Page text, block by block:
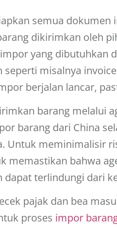
semua dokumen
dikirimkan oleh
yang dibutuhkan
seperti misalnya
berjalan lancar,
barang melalui
barang dari China
Untuk meminimalisir
memastikan bahwa
dapat terlindungi dari
pajak dan bea
proses impor